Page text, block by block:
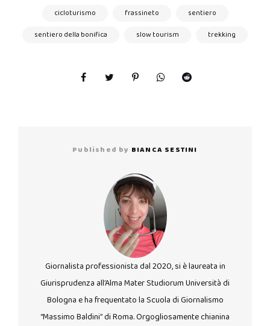
cicloturismo
frassineto
sentiero
sentiero della bonifica
slow tourism trekking
Published by BIANCA SESTINI
Giornalista professionista dal 2020, si è laureata in
Giurisprudenza all’Alma Mater Studiorum Università di
Bologna e ha frequentato la Scuola di Giornalismo
“Massimo Baldini” di Roma. Orgogliosamente chianina